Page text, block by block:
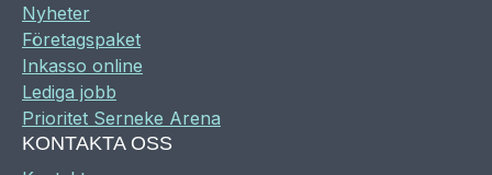
Nyheter
Företagspaket
Inkasso online
Lediga jobb
Prioritet Serneke Arena
KONTAKTA OSS